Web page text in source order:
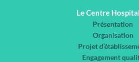
Le Centre
Présentation
Organisation
Projet
Engagement